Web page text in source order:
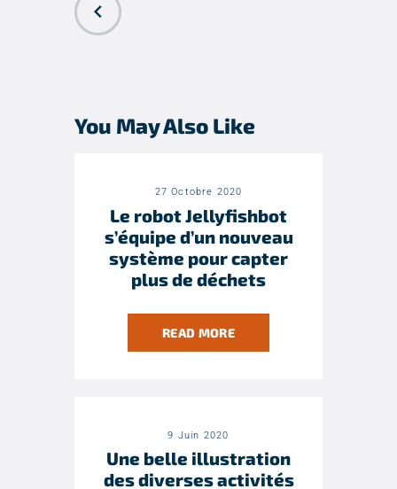
You May Also Like
27 Octobre 2020
Le robot Jellyfishbot
s’équipe d’un nouveau
système pour capter
plus de déchets
READ MORE
9 Juin 2020
Une belle illustration
des diverses activités